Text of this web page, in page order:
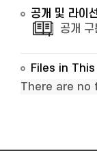
공개 및 라이
공개 구
Files in
There are no